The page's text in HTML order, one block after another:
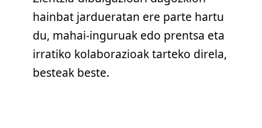
hainbat jardueratan ere parte hartu
du, mahai-inguruak edo prentsa eta
irratiko kolaborazioak tarteko direla,
besteak beste.